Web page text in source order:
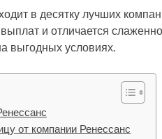
в десятку лучших
и отличается
выгодных условиях.
от компании Ренессанс